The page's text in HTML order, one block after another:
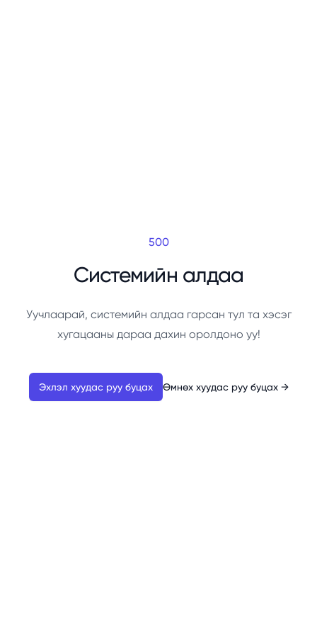
500
Системийн алдаа
Уучлаарай, системийн алдаа гарсан тул та хэсэг
хугацааны дараа дахин оролдоно уу!
Эхлэл хуудас руу буцах Өмнөх хуудас руу буцах →